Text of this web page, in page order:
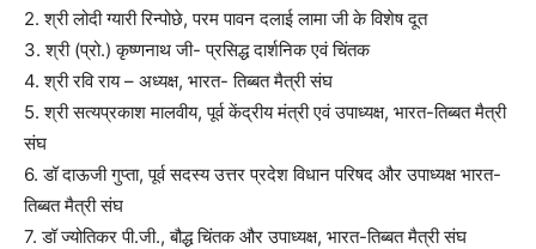
2. श्री लोदी ग्यारी रिन्पोछे, परम पावन दलाई लामा जी के विशेष दूत
3. श्री (प्रो.) कृष्णनाथ जी- प्रसिद्ध दार्शनिक एवं चिंतक
4. श्री रवि राय – अध्यक्ष, भारत- तिब्बत मैत्री संघ
5. श्री सत्यप्रकाश मालवीय, पूर्व केंद्रीय मंत्री एवं उपाध्यक्ष, भारत-तिब्बत मैत्री
संघ
6. डॉ दाऊजी गुप्ता, पूर्व सदस्य उत्तर प्रदेश विधान परिषद और उपाध्यक्ष भारत-
तिब्बत मैत्री संघ
7. डॉ ज्योतिकर पी.जी., बौद्ध चिंतक और उपाध्यक्ष, भारत-तिब्बत मैत्री संघ